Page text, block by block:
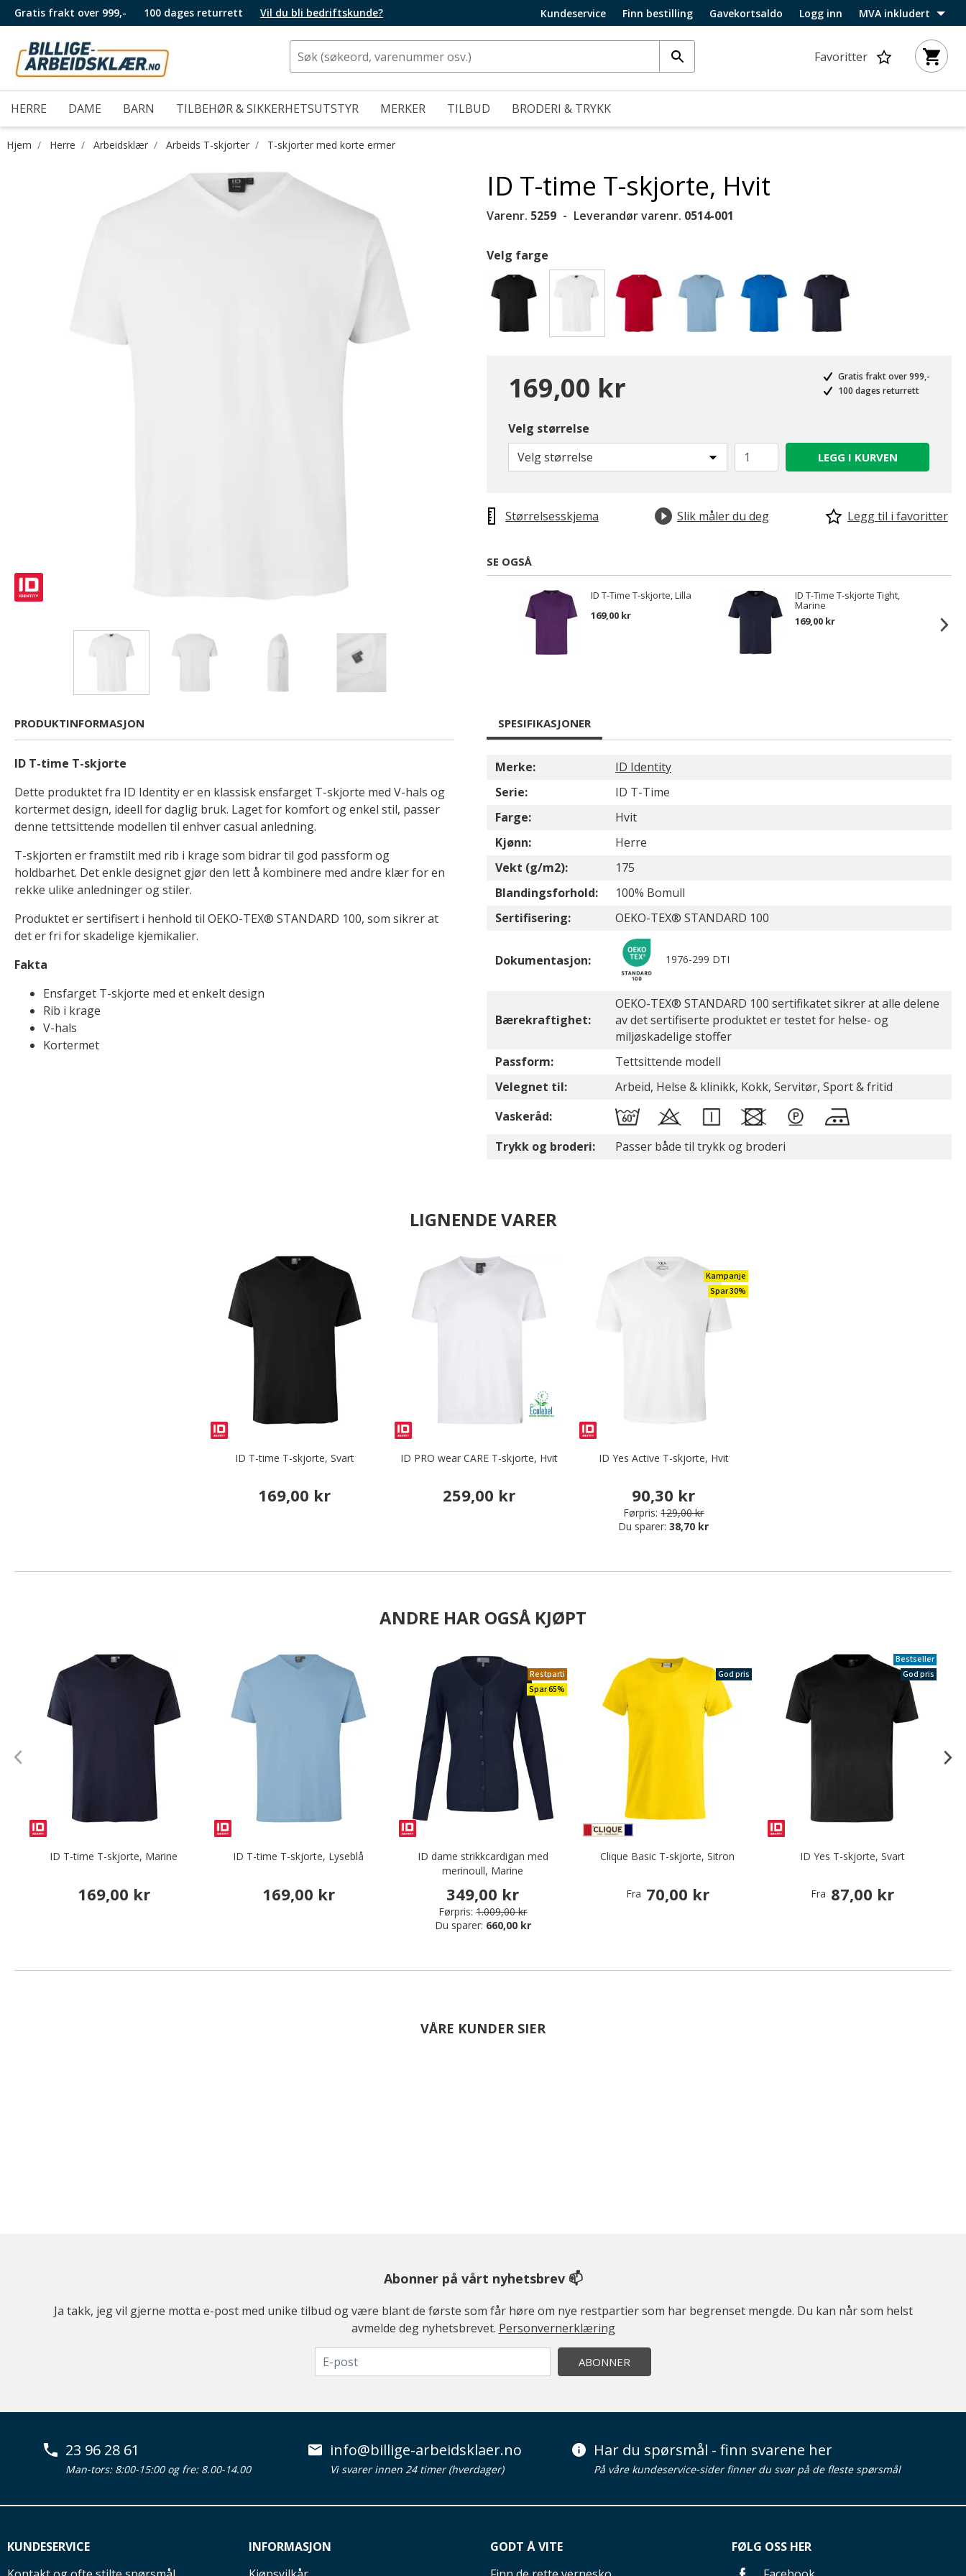
Gratis frakt over 999,- 100 dages returrett Vil du bli bedriftskunde? Kundeservice Finn bestilling Gavekortsaldo Logg inn MVA inkludert
Favoritter
HERRE DAME BARN TILBEHØR & SIKKERHETSUTSTYR MERKER TILBUD BRODERI & TRYKK
Hjem Herre Arbeidsklær Arbeids T-skjorter T-skjorter med korte ermer
ID T-time T-skjorte, Hvit
Varenr. 5259 Leverandør varenr. 0514-001
Velg farge
169,00 kr
Gratis frakt over 999,-
100 dages returrett
Velg størrelse
Velg størrelse
LEGG I KURVEN
Størrelsesskjema Slik måler du deg Legg til i favoritter
SE OGSÅ
ID T-Time T-skjorte, Lilla
169,00 kr
ID T-Time T-skjorte Tight,
Marine
169,00 kr
PRODUKTINFORMASJON
ID T-time T-skjorte
Dette produktet fra ID Identity er en klassisk ensfarget T-skjorte med V-hals og
kortermet design, ideell for daglig bruk. Laget for komfort og enkel stil, passer
denne tettsittende modellen til enhver casual anledning.
T-skjorten er framstilt med rib i krage som bidrar til god passform og
holdbarhet. Det enkle designet gjør den lett å kombinere med andre klær for en
rekke ulike anledninger og stiler.
Produktet er sertifisert i henhold til OEKO-TEX® STANDARD 100, som sikrer at
det er fri for skadelige kjemikalier.
Fakta
Ensfarget T-skjorte med et enkelt design
Rib i krage
V-hals
Kortermet
SPESIFIKASJONER
Merke:
ID Identity
Serie:
ID T-Time
Farge:
Hvit
Kjønn:
Herre
Vekt (g/m2):
175
Blandingsforhold:
100% Bomull
Sertifisering:
OEKO-TEX® STANDARD 100
Dokumentasjon: 1976-299 DTI
Bærekraftighet:
OEKO-TEX® STANDARD 100 sertifikatet sikrer at alle delene
av det sertifiserte produktet er testet for helse- og
miljøskadelige stoffer
Passform:
Tettsittende modell
Velegnet til:
Arbeid, Helse & klinikk, Kokk, Servitør, Sport & fritid
Vaskeråd:
Trykk og broderi:
Passer både til trykk og broderi
LIGNENDE VARER
ID T-time T-skjorte, Svart
169,00 kr
ID PRO wear CARE T-skjorte, Hvit
259,00 kr
Kampanje
Spar 30%
ID Yes Active T-skjorte, Hvit
90,30 kr
Førpris: 129,00 kr
Du sparer:38,70 kr
ANDRE HAR OGSÅ KJØPT
ID T-time T-skjorte, Marine
169,00 kr
ID T-time T-skjorte, Lyseblå
169,00 kr
Restparti
Spar 65%
ID dame strikkcardigan med
merinoull, Marine
349,00 kr
Førpris: 1.009,00 kr
Du sparer: 660,00 kr
God pris
Clique Basic T-skjorte, Sitron
Fra 70,00 kr
Bestseller
God pris
ID Yes T-skjorte, Svart
Fra 87,00 kr
VÅRE KUNDER SIER
Abonner på vårt nyhetsbrev 📫
Ja takk, jeg vil gjerne motta e-post med unike tilbud og være blant de første som får høre om nye restpartier som har begrenset mengde. Du kan når som helst
avmelde deg nyhetsbrevet. Personvernerklæring
ABONNER
23 96 28 61
Man-tors: 8:00-15:00 og fre: 8.00-14.00
info@billige-arbeidsklaer.no
Vi svarer innen 24 timer (hverdager)
Har du spørsmål - finn svarene her
På våre kundeservice-sider finner du svar på de fleste spørsmål
KUNDESERVICE
INFORMASJON
GODT Å VITE
FØLG OSS HER